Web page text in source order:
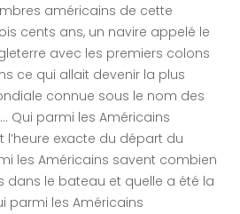
américains de cette
cents ans, un navire appelé le
avec les premiers colons
ce qui allait devenir la plus
connue sous le nom des
Qui parmi les Américains
exacte du départ du
les Américains savent combien
dans le bateau et quelle a été la
parmi les Américains